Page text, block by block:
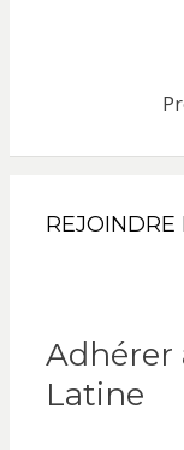
REJOINDRE
Adhérer
Latine